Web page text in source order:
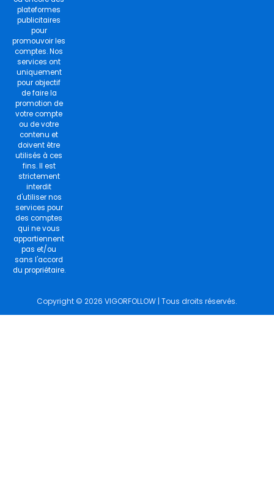
plateformes
publicitaires
pour
promouvoir les
comptes. Nos
services ont
uniquement
pour objectif
de faire la
promotion de
votre compte
ou de votre
contenu et
doivent être
utilisés à ces
fins. Il est
strictement
interdit
d'utiliser nos
services pour
des comptes
qui ne vous
appartiennent
pas et/ou
sans l'accord
du propriétaire.
Copyright © 2026 VIGORFOLLOW | Tous droits réservés.